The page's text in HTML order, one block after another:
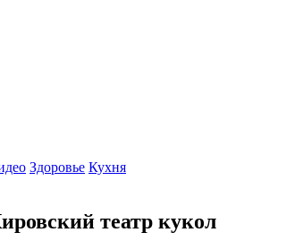
Здоровье Кухня
театр кукол